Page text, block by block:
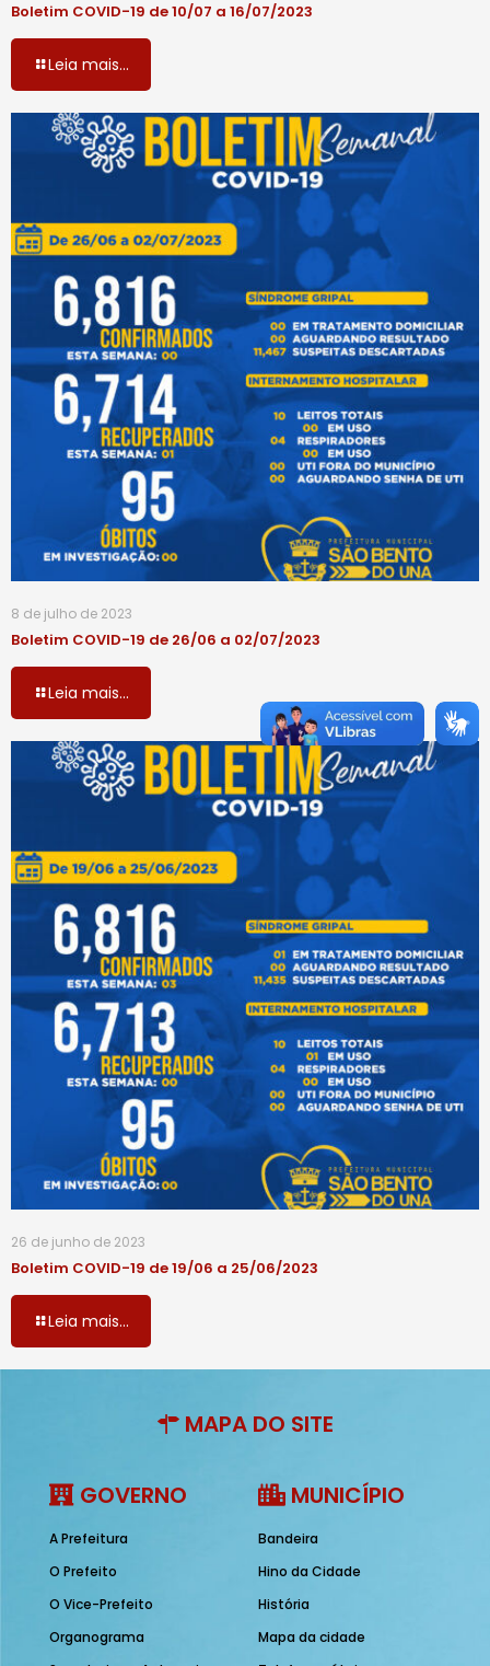
Boletim COVID-19 de 10/07 a 16/07/2023
Leia mais...
8 de julho de 2023
Boletim COVID-19 de 26/06 a 02/07/2023
Leia mais...
26 de junho de 2023
Boletim COVID-19 de 19/06 a 25/06/2023
Leia mais...
MAPA DO SITE
GOVERNO
A Prefeitura
O Prefeito
O Vice-Prefeito
Organograma
MUNICÍPIO
Bandeira
Hino da Cidade
História
Mapa da cidade